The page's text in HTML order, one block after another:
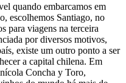
quando embarcamos em
escolhemos Santiago, no
para viagens na terceira
por diversos motivos,
existe um outro ponto a ser
a capital chilena. Em
Concha y Toro,